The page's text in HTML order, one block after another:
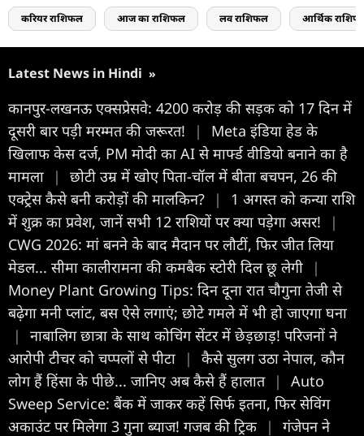
करियर राशिफल आज का राशिफल लव राशिफल आर्थिक
Latest News in Hindi »
कानपुर-लखनऊ एक्सप्रेसवे: 4200 करोड़ की सड़क को 17 दिन में
दूसरी बार पड़ी मरम्मत की जरूरत!
|
Meta इंडिया हेड के
खिलाफ केस दर्ज, PM मोदी का AI से मार्फ्ड वीडियो बनाने का है
मामला
|
छोटी उम्र में खोए पिता-चॉल में बीता बचपन, 26 की
एक्ट्रेस कैसे बनी करोड़ों की मालकिन?
|
1 अगस्त को कन्या राशि
में शुक्र का प्रवेश, जानें सभी 12 राशियों पर क्या पड़ेगा असर!
|
CWG 2026: मां बनने के बाद मैदान पर लौटीं, फिर जीत लिया
मेडल... सीमा कालीरामना की कमबैक स्टोरी दिल छू लेगी
|
Money Plant Growing Tips: दिन दूना रात चौगुना तेजी से
बढ़ेगा मनी प्लांट, बस ऐसे लगाएं; छोटे गमले में भी हो जाएगा घना
|
नाबालिग छात्रा के साथ कोचिंग सेंटर में छेड़छाड़! परिजनों ने
आरोपी टीचर को चप्पलों से पीटा
|
कैसे सुलग उठा नेपाल, कौन
लोग हैं हिंसा के पीछे... जानिए अब कैसे हैं हालात |
Auto
Sweep Service: बैंक में जाकर कहें सिर्फ इतना, फिर सेविंग
अकाउंट पर मिलेगा 3 गुना ब्याज! गजब की ट्रिक
|
गंजेपन ने